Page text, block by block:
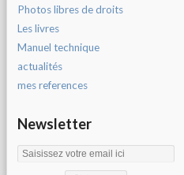
Photos libres de droits
Les livres
Manuel technique
actualités
mes references
Newsletter